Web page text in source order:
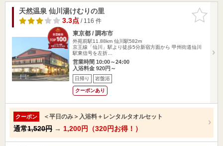
お気に入
りに追加
天然温泉 仙川湯けむりの里
3.3点/ 116 件
東京都 / 調布市
外苑前駅11.88km 仙川駅582m
京王線「仙川」駅より徒歩5分新宿方面から 甲州街道仙川
駅東信号を左折…
営業時間 10:00～24:00
入浴料金 920円～
日帰り 岩盤浴
クーポンあり
クーポン ＜平日のみ＞入浴料＋レンタルタオルセット
通常1,520円 → 1,200円（320円お得！）